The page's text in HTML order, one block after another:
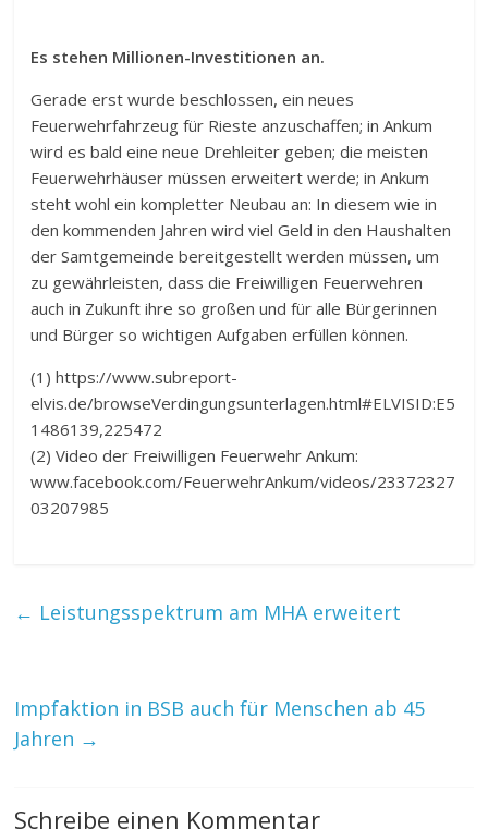
Es stehen Millionen-Investitionen an.
Gerade erst wurde beschlossen, ein neues
Feuerwehrfahrzeug für Rieste anzuschaffen; in Ankum
wird es bald eine neue Drehleiter geben; die meisten
Feuerwehrhäuser müssen erweitert werde; in Ankum
steht wohl ein kompletter Neubau an: In diesem wie in
den kommenden Jahren wird viel Geld in den Haushalten
der Samtgemeinde bereitgestellt werden müssen, um
zu gewährleisten, dass die Freiwilligen Feuerwehren
auch in Zukunft ihre so großen und für alle Bürgerinnen
und Bürger so wichtigen Aufgaben erfüllen können.
(1) https://www.subreport-
elvis.de/browseVerdingungsunterlagen.html#ELVISID:E5
1486139,225472
(2) Video der Freiwilligen Feuerwehr Ankum:
www.facebook.com/FeuerwehrAnkum/videos/23372327
03207985
← Leistungsspektrum am MHA erweitert
Impfaktion in BSB auch für Menschen ab 45
Jahren →
Schreibe einen Kommentar